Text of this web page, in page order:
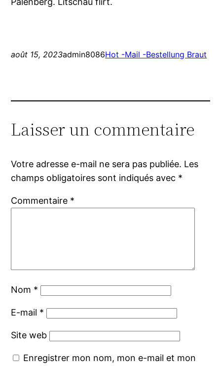
août 15, 2023admin8086Hot -Mail -Bestellung Braut
Laisser un commentaire
Votre adresse e-mail ne sera pas publiée. Les
champs obligatoires sont indiqués avec *
Commentaire *
Nom *
E-mail *
Site web
Enregistrer mon nom, mon e-mail et mon